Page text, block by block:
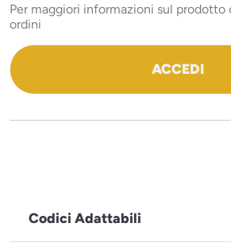
Per maggiori informazioni sul
ordini
ACCEDI
Codici Adattabili